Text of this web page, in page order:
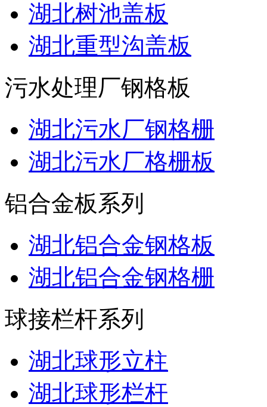
湖北树池盖板
湖北重型沟盖板
污水处理厂钢格板
湖北污水厂钢格栅
湖北污水厂格栅板
铝合金板系列
湖北铝合金钢格板
湖北铝合金钢格栅
球接栏杆系列
湖北球形立柱
湖北球形栏杆